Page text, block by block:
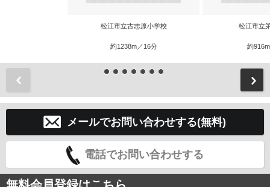
松江市立古志原小学校
約1238m／16分
松江市立
約
メールでお問い合わせする(無料)
電話でお問い合わせする